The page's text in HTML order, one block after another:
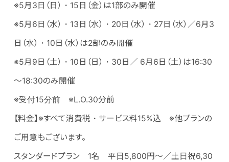
※5月3日（日）・15日（金）は1部のみ開催
※5月6日（水）・13日（水）・20日（水）・27日（水）／6月3
日（水）・10日（水）は2部のみ開催
※5月9日（土）・10日（日）・30日／ 6月6日（土）は16:30
～18:30のみ開催
※受付15分前 ※L.O.30分前
【料金】※すべて消費税・サービス料15%込 ※他プランの
ご用意もございます。
スタンダードプラン 1名 平日5,800円～／土日祝6,30